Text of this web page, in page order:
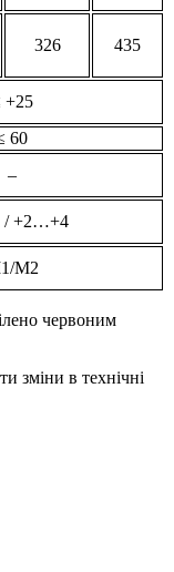
326 435
+25
60
–
+2…+4
М2
червоним
зміни в технічні